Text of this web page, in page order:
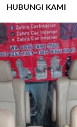
HUBUNGI KAMI